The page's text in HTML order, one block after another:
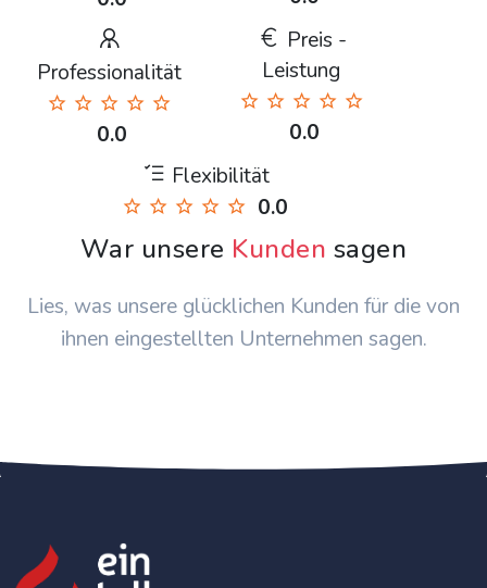
Professionalität
0.0
Preis -
Leistung
0.0
Flexibilität
0.0
War unsere Kunden sagen
Lies, was unsere glücklichen Kunden für die von
ihnen eingestellten Unternehmen sagen.